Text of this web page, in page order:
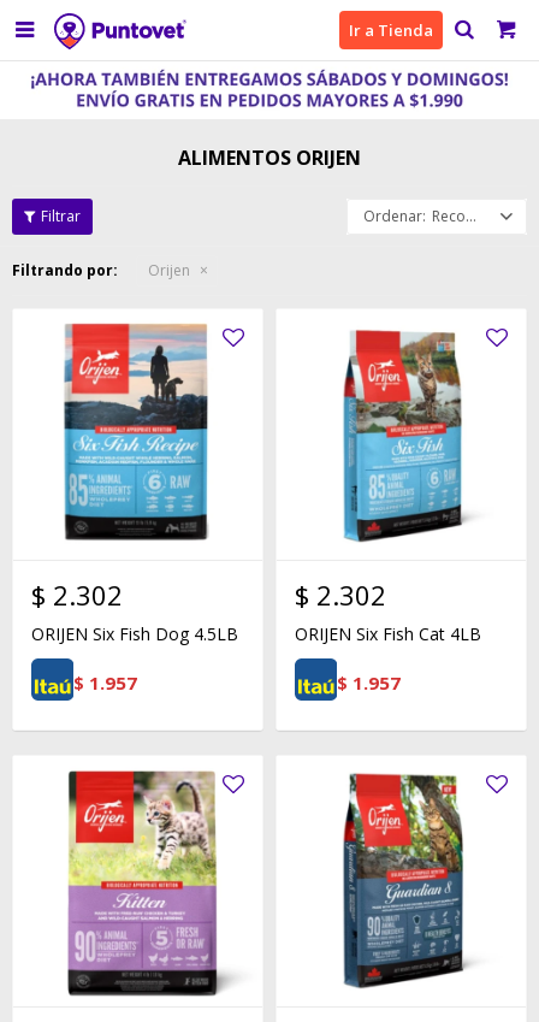
 Ir a Tienda
ALIMENTOS ORIJEN
Recomendados
Filtrando por: Orijen
$ 2.302
ORIJEN Six Fish Dog 4.5LB
$ 1.957
$ 2.302
ORIJEN Six Fish Cat 4LB
$ 1.957